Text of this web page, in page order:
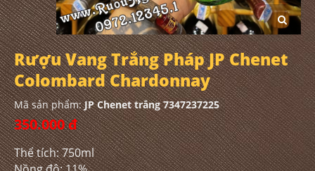
Rượu Vang Trắng Pháp JP Chenet
Colombard Chardonnay
Mã sản phẩm:JP Chenet trắng 7347237225
350.000 đ
Thể tích: 750ml